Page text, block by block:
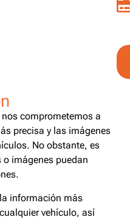
comprometemos a
precisa y las imágenes
No obstante, es
imágenes puedan
información más
vehículo, así